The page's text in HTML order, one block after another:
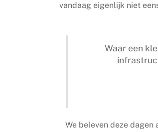
vandaag eigenlijk niet
Waar een
We beleven deze